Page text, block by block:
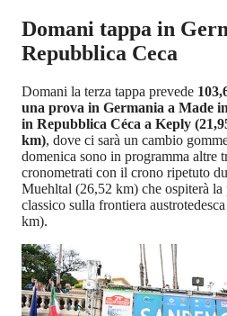
Domani tappa in
Repubblica Ceca
Domani la terza tappa prevede
una prova in Germania a Made
in Repubblica Céca a Keply
km), dove ci sarà un cambio
domenica sono in programma altre
cronometrati con il crono ripetuto
Muehltal (26,52 km) che ospiterà la
classico sulla frontiera
km).